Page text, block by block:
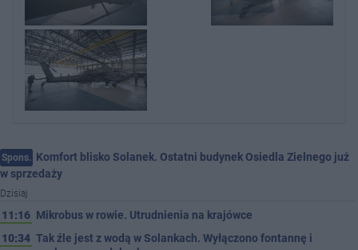
Spons. Komfort blisko Solanek. Ostatni budynek Osiedla Zielnego już
w sprzedaży
Dzisiaj
11:16 Mikrobus w rowie. Utrudnienia na krajówce
10:34 Tak źle jest z wodą w Solankach. Wyłączono fontannę i